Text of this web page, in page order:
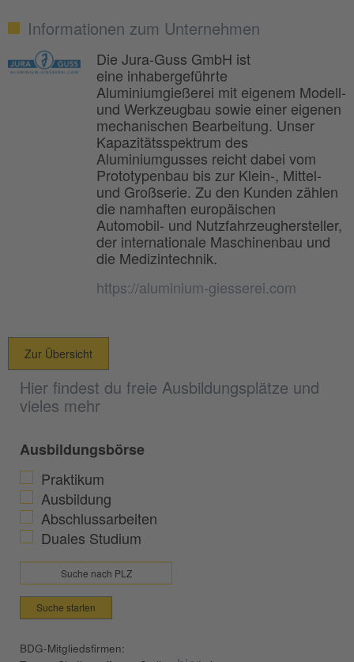
Hier findest du freie Ausbildungsplätze und
vieles mehr
Ausbildungsbörse
Praktikum
Ausbildung
Abschlussarbeiten
Duales Studium
Suche starten
BDG-Mitgliedsfirmen:
Informationen zum Unternehmen
Die Jura-Guss GmbH ist
eine inhabergeführte
Aluminiumgießerei mit eigenem Modell-
und Werkzeugbau sowie einer eigenen
mechanischen Bearbeitung. Unser
Kapazitätsspektrum des
Aluminiumgusses reicht dabei vom
Prototypenbau bis zur Klein-, Mittel-
und Großserie. Zu den Kunden zählen
die namhaften europäischen
Automobil- und Nutzfahrzeughersteller,
der internationale Maschinenbau und
die Medizintechnik.
https://aluminium-giesserei.com
Zur Übersicht